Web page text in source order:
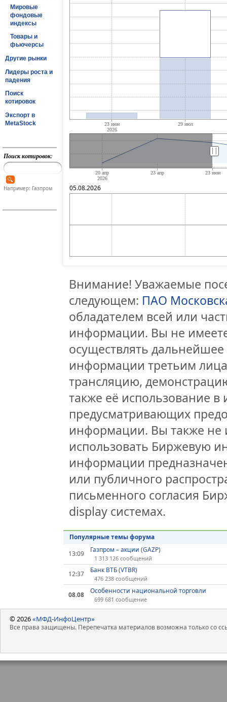
Мировые
фондовые
индексы
Товары и
фьючерсы
Другие рынки
Лидеры роста и
падения
Поиск
котировок
Экспорт в
MetaStock
Поиск котировок:
Например: Газпром
||
05.08.2026
Внимание! Уважаемые
следующем: ПАО
обладателем всей или
информации. Вы не
осуществлять
информации третьим
трансляцию,
также её использование
предусматривающих
информации. Вы также не
использовать Биржевую
информации
или публичного
письменного согласия
display системах.
Популярные темы форума
13:09
Газпром – акции (GAZP)
1 313 126 сообщений
12:37 Банк ВТБ (VTBR)
476 238 сообщений
08.08 Особенности национальной торговли
699 681 сообщение
© 2026«МФД-ИнфоЦентр»
Все права защищены. Перепечатка материалов возможна только со